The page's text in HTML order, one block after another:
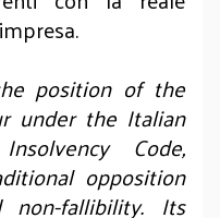
position of the
under the Italian
Code,
opposition
fallibility. Its